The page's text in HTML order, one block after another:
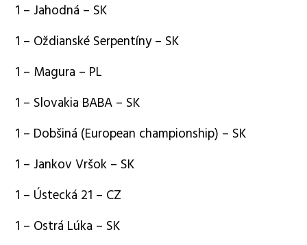
1 – Jahodná – SK
1 – Oždianské Serpentíny – SK
1 – Magura – PL
1 – Slovakia BABA – SK
1 – Dobšiná (European championship) – SK
1 – Jankov Vršok – SK
1 – Ústecká 21 – CZ
1 – Ostrá Lúka – SK